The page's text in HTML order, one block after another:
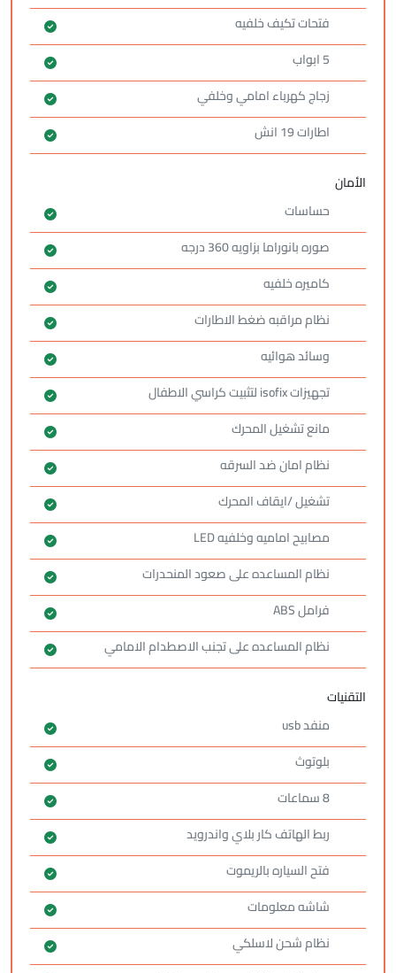
فتحات تكيف خلفيه
زجاج كهرباء امامي وخلفي
اطارات 19 انش
الأمان
حساسات
صوره بانوراما بزاويه 360 درجه
كاميره خلفيه
نظام مراقبه ضغط الاطارات
وسائد هوائيه
تجهيزات isofix لتثبيت كراسي الاطفال
مانع تشغيل المحرك
نظام امان ضد السرقه
تشغيل /ايقاف المحرك
مصابيح اماميه وخلفيه LED
نظام المساعده على صعود المنحدرات
فرامل ABS
نظام المساعده على تجنب الاصطدام الامامي
التقنيات
منفد usb
بلوتوث
ربط الهاتف كار بلاي واندرويد
فتح السياره بالريموت
شاشه معلومات
نظام شحن لاسلكي